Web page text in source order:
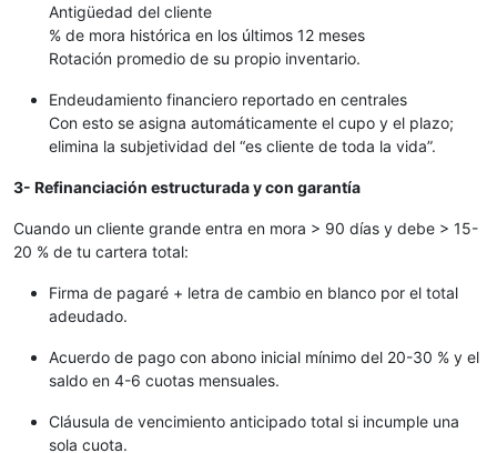
Antigüedad del cliente
% de mora histórica en los últimos 12 meses
Rotación promedio de su propio inventario.
Endeudamiento financiero reportado en centrales
Con esto se asigna automáticamente el cupo y el plazo;
elimina la subjetividad del “es cliente de toda la vida”.
3- Refinanciación estructurada y con garantía
Cuando un cliente grande entra en mora > 90 días y debe > 15-
20 % de tu cartera total:
Firma de pagaré + letra de cambio en blanco por el total
adeudado.
Acuerdo de pago con abono inicial mínimo del 20-30 % y el
saldo en 4-6 cuotas mensuales.
Cláusula de vencimiento anticipado total si incumple una
sola cuota.